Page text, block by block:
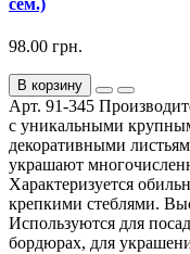
сем.)
98.00 грн.
В корзину
Арт. 91-345
с уникальными
декоративными
украшают
Характеризуется
крепкими стеблями.
Используются для
бордюрах, для